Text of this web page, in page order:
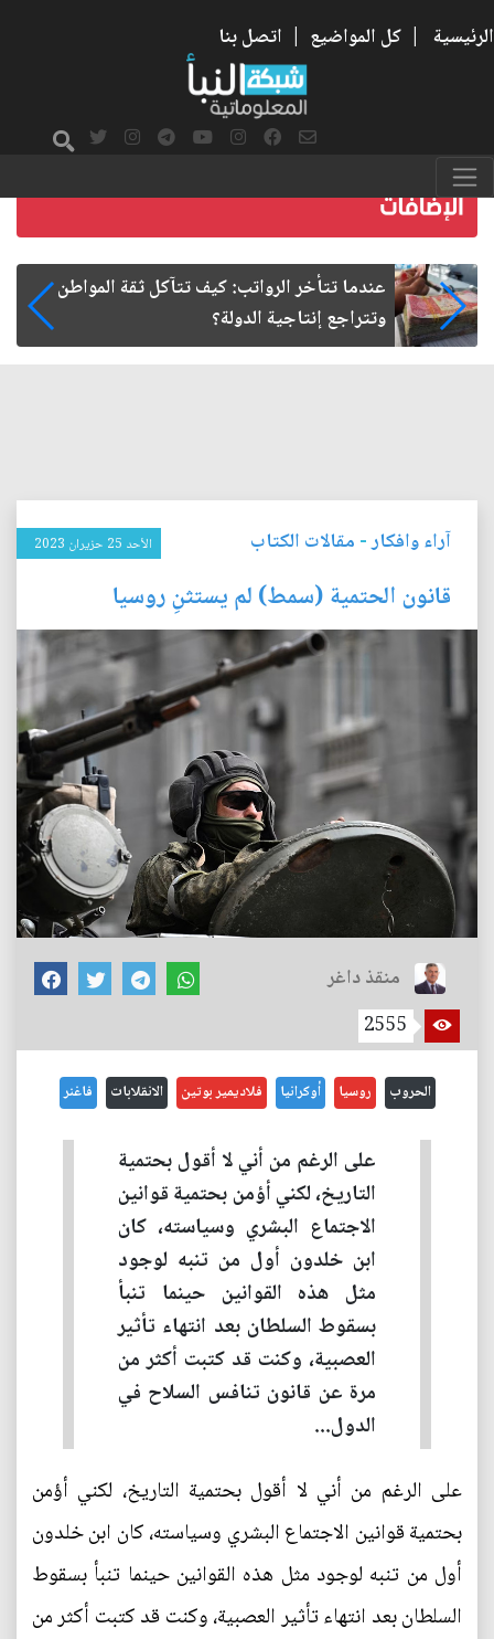
الرئيسية | كل المواضيع | اتصل بنا
صمت الطريق بعد الأربعين
آراء وافكار- مقالات الكتاب الأحد 25 حزيران 2023
قانون الحتمية (سمط) لم يستثنِ روسيا
منقذ داغر
2555
الحروب روسيا أوكرانيا فلاديمير بوتين الانقلابات فاغنر
على الرغم من أني لا أقول بحتمية
التاريخ، لكني أؤمن بحتمية قوانين
الاجتماع البشري وسياسته، كان
ابن خلدون أول من تنبه لوجود
مثل هذه القوانين حينما تنبأ
بسقوط السلطان بعد انتهاء تأثير
العصبية، وكنت قد كتبت أكثر من
مرة عن قانون تنافس السلاح في
الدول...
على الرغم من أني لا أقول بحتمية التاريخ، لكني أؤمن
بحتمية قوانين الاجتماع البشري وسياسته، كان ابن خلدون
أول من تنبه لوجود مثل هذه القوانين حينما تنبأ بسقوط
السلطان بعد انتهاء تأثير العصبية، وكنت قد كتبت أكثر من